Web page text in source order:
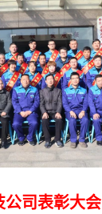
公司表彰大会